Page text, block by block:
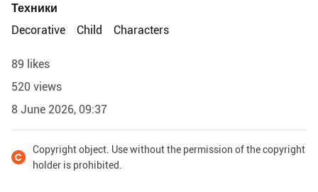
Техники
Decorative
Child Characters
89 likes
520 views
8 June 2026, 09:37
Copyright object. Use without the permission of the copyright
holder is prohibited.